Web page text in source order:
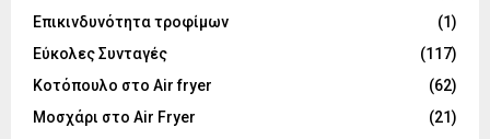
Επικινδυνότητα τροφίμων
(1)
Εύκολες Συνταγές
(117)
Κοτόπουλο στο Air fryer
(62)
Μοσχάρι στο Air Fryer
(21)